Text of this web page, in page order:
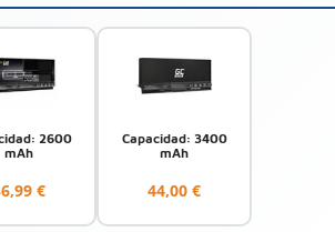
2600
mAh
€
Capacidad: 3400
mAh
44,00 €